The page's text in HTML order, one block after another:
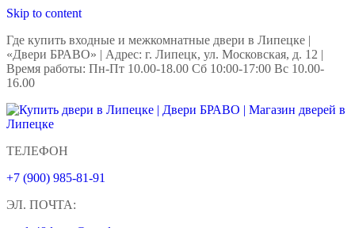
Skip to content
Где купить входные и межкомнатные двери в Липецке |
«Двери БРАВО» | Адрес: г. Липецк, ул. Московская, д. 12 |
Время работы: Пн-Пт 10.00-18.00 Сб 10:00-17:00 Вс 10.00-
16.00
ТЕЛЕФОН
+7 (900) 985-81-91
ЭЛ. ПОЧТА: